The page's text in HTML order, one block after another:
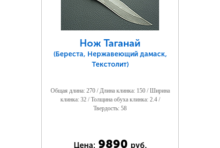
Нож Таганай
(Береста, Нержавеющий дамаск,
Текстолит)
Общая длина: 270 / Длина клинка: 150 / Ширина
клинка: 32 / Толщина обуха клинка: 2.4 /
Твердость: 58
Цена: 9890 руб.